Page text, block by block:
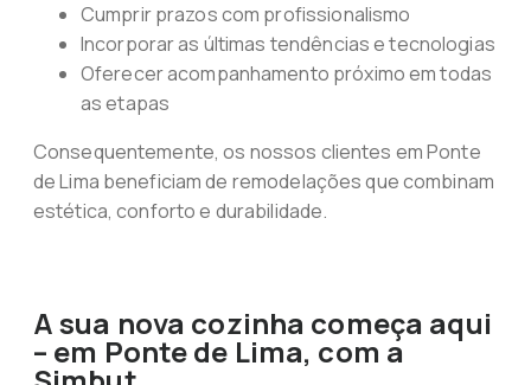
Cumprir prazos com profissionalismo
Incorporar as últimas tendências e tecnologias
Oferecer acompanhamento próximo em todas
as etapas
Consequentemente, os nossos clientes em Ponte
de Lima beneficiam de remodelações que combinam
estética, conforto e durabilidade.
A sua nova cozinha começa aqui
– em Ponte de Lima, com a